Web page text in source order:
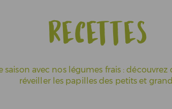
Recettes
saison avec nos légumes frais :
réveiller les papilles des petits et